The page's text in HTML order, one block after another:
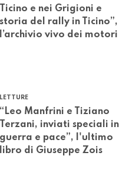
Ticino e nei Grigioni e
storia del rally in Ticino”,
l’archivio vivo dei motori
LETTURE
“Leo Manfrini e Tiziano
Terzani, inviati speciali in
guerra e pace”, l'ultimo
libro di Giuseppe Zois